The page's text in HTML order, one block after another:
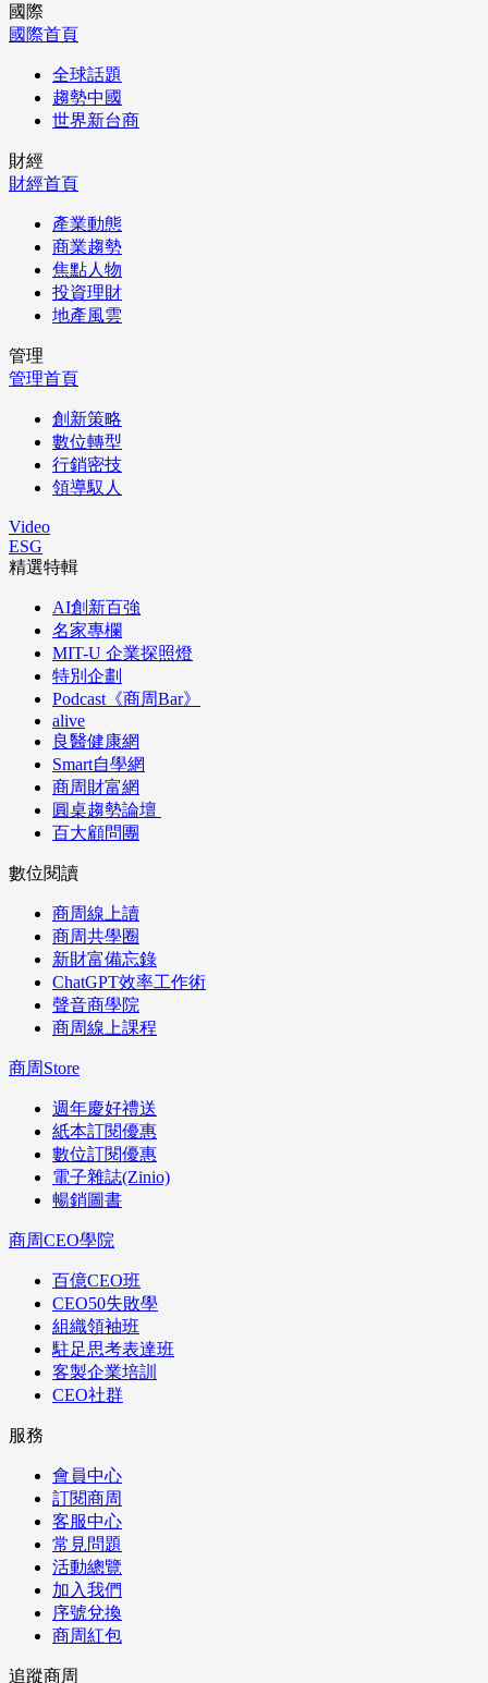
國際
國際首頁
全球話題
趨勢中國
世界新台商
財經
財經首頁
產業動態
商業趨勢
焦點人物
投資理財
地產風雲
管理
管理首頁
創新策略
數位轉型
行銷密技
領導馭人
Video
ESG
精選特輯
AI創新百強
名家專欄
MIT-U 企業探照燈
特別企劃
Podcast《商周Bar》
alive
良醫健康網
Smart自學網
商周財富網
圓桌趨勢論壇
百大顧問團
數位閱讀
商周線上讀
商周共學圈
新財富備忘錄
ChatGPT效率工作術
聲音商學院
商周線上課程
商周Store
週年慶好禮送
紙本訂閱優惠
數位訂閱優惠
電子雜誌(Zinio)
暢銷圖書
商周CEO學院
百億CEO班
CEO50失敗學
組織領袖班
駐足思考表達班
客製企業培訓
CEO社群
服務
會員中心
訂閱商周
客服中心
常見問題
活動總覽
加入我們
序號兌換
商周紅包
追蹤商周